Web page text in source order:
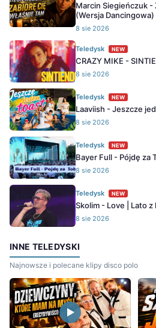
Marcin Siegieńczuk -
(Wersja Dancingowa)
8 sie 2026
Teledysk NEW
CRAZY MIKE -
8 sie 2026
Teledysk NEW
Laaviish - Jeszcze
8 sie 2026
Teledysk NEW
Bayer Full - Pójdę za
8 sie 2026
Teledysk NEW
Skolim - Love | Lato z
8 sie 2026
INNE TELEDYSKI
Najnowsze i polecane klipy disco polo